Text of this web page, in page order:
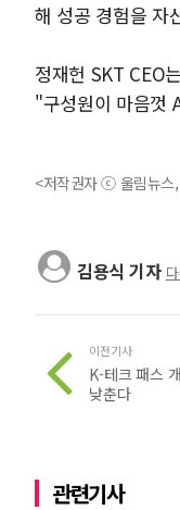
해 성공 경험을 자
정재헌 SKT CEO
"구성원이 마음껏
<저작권자 ⓒ 울림뉴스
김용식 기자
이전기사
K-테크 패스
낮춘다
관련기사